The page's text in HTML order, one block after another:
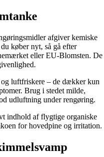
afgiver kemiske
køber nyt, så gå efter
eller EU-Blomsten. De
luftfriskere – de dækker kun
Brug i stedet milde,
udluftning under rengøring.
indhold af flygtige organiske
for hovedpine og irritation.